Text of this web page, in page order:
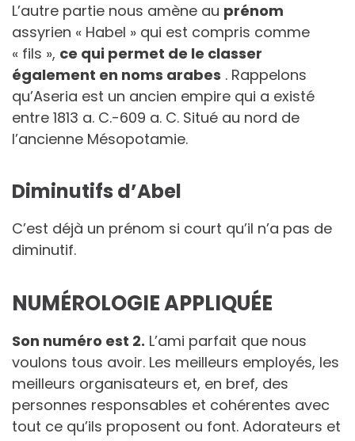
L’autre partie nous amène au prénom
assyrien « Habel » qui est compris comme
« fils », ce qui permet de le classer
également en noms arabes . Rappelons
qu’Aseria est un ancien empire qui a existé
entre 1813 a. C.-609 a. C. Situé au nord de
l’ancienne Mésopotamie.
Diminutifs d’Abel
C’est déjà un prénom si court qu’il n’a pas de
diminutif.
NUMÉROLOGIE APPLIQUÉE
Son numéro est 2. L’ami parfait que nous
voulons tous avoir. Les meilleurs employés, les
meilleurs organisateurs et, en bref, des
personnes responsables et cohérentes avec
tout ce qu’ils proposent ou font. Adorateurs et